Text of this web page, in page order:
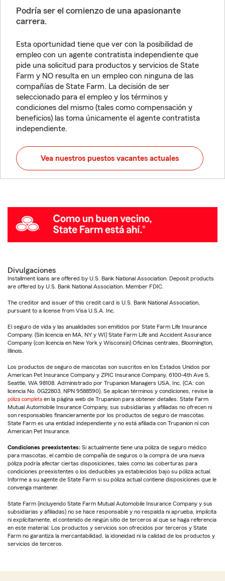
Podría ser el comienzo de una apasionante
carrera.
Esta oportunidad tiene que ver con la posibilidad de
empleo con un agente contratista independiente que
pide una solicitud para productos y servicios de State
Farm y NO resulta en un empleo con ninguna de las
compañías de State Farm. La decisión de ser
seleccionado para el empleo y los términos y
condiciones del mismo (tales como compensación y
beneficios) las toma únicamente el agente contratista
independiente.
Vea nuestros puestos vacantes actuales
Divulgaciones
Installment loans are offered by U.S. Bank National Association. Deposit products
are offered by U.S. Bank National Association. Member FDIC.
The creditor and issuer of this credit card is U.S. Bank National Association,
pursuant to a license from Visa U.S.A. Inc.
El seguro de vida y las anualidades son emitidos por State Farm Life Insurance
Company. (Sin licencia en MA, NY y WI) State Farm Life and Accident Assurance
Company (con licencia en New York y Wisconsin) Oficinas centrales, Bloomington,
Illinois.
Los productos de seguro de mascotas son suscritos en los Estados Unidos por
American Pet Insurance Company y ZPIC Insurance Company, 6100-4th Ave S,
Seattle, WA 98108. Administrado por Trupanion Managers USA, Inc. (CA: con
licencia No. 0G22803, NPN 9588590). Se aplican términos y condiciones, revise la
póliza completa en la página web de Trupanion para obtener detalles. State Farm
Mutual Automobile Insurance Company, sus subsidiarias y afiliadas no ofrecen ni
son responsables financieramente por los productos de seguro de mascotas.
State Farm es una entidad independiente y no está afiliada con Trupanion ni con
American Pet Insurance.
Condiciones preexistentes: Si actualmente tiene una póliza de seguro médico
para mascotas, el cambio de compañía de seguros o la compra de una nueva
póliza podría afectar ciertas disposiciones, tales como las coberturas para
condiciones preexistentes o los deducibles ya establecidos bajo su póliza actual.
Informe a su agente de State Farm si su póliza actual contiene disposiciones que le
convenga mantener.
State Farm (incluyendo State Farm Mutual Automobile Insurance Company y sus
subsidiarias y afiliadas) no se hace responsable y no respalda ni aprueba, implícita
ni explícitamente, el contenido de ningún sitio de terceros al que se haga referencia
en este material. Los productos y servicios son ofrecidos por terceros y State
Farm no garantiza la mercantabilidad, la idoneidad ni la calidad de los productos y
servicios de terceros.